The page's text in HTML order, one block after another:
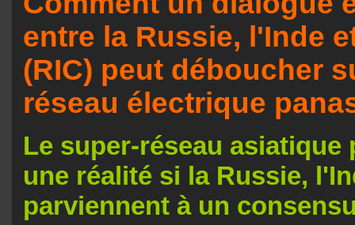
entre la Russie, l'Inde
(RIC) peut déboucher
réseau électrique
Le super-réseau asiatique
une réalité si la Russie,
parviennent à un